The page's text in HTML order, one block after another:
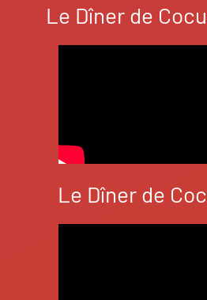
Le Dîner de
Le Dîner de